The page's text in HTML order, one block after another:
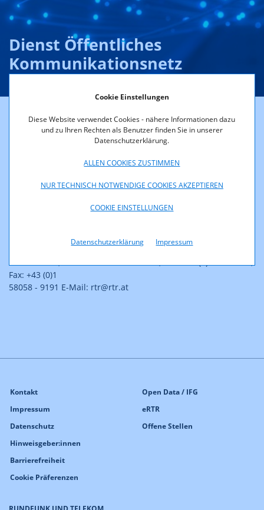
Cookie Einstellungen
Diese Website verwendet Cookies - nähere Informationen dazu
und zu Ihren Rechten als Benutzer finden Sie in unserer
Datenschutzerklärung.
ALLEN COOKIES ZUSTIMMEN
NUR TECHNISCH NOTWENDIGE COOKIES AKZEPTIEREN
COOKIE EINSTELLUNGEN
Datenschutzerklärung Impressum
Dienst Öffentliches
Kommunikationsnetz
Unter dem Begriff Kernnetz ist die Gesamtheit jener
Teilnehmern dienen. Ein
Transitnetzbetreibern, von
Mietleitungsanbietern
Rundfunk und Telekom Regulierungs-GmbH
Fax: +43 (0)1
58058 - 9191 E-Mail: rtr@rtr.at
Kontakt
Impressum
Datenschutz
Hinweisgeber:innen
Barrierefreiheit
Cookie Präferenzen
Open Data / IFG
eRTR
Offene Stellen